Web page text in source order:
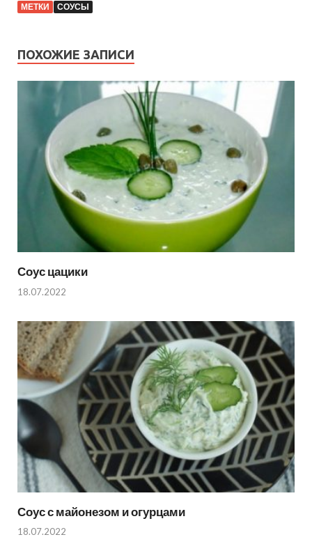
МЕТКИ СОУСЫ
ПОХОЖИЕ ЗАПИСИ
Соус цацики
18.07.2022
Соус с майонезом и огурцами
18.07.2022